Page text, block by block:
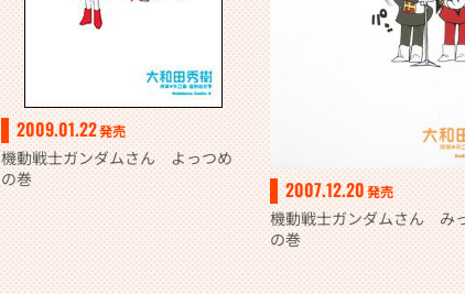
2009.01.22発売
機動戦士ガンダムさん よっつめ
の巻
2007.12.20発売
機動戦士ガンダムさん み
の巻